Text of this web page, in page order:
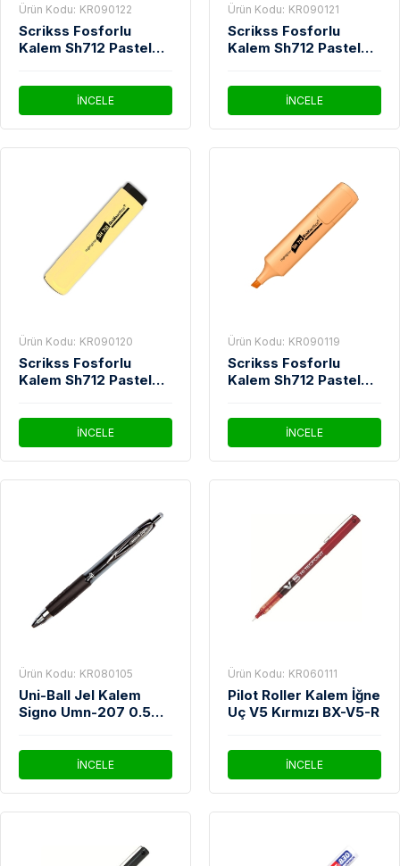
Ürün Kodu: KR090122
Scrikss Fosforlu
Kalem Sh712 Pastel
İNCELE
Ürün Kodu: KR090121
Scrikss Fosforlu
Kalem Sh712 Pastel
İNCELE
Ürün Kodu: KR090120
Scrikss Fosforlu
Kalem Sh712 Pastel
İNCELE
Ürün Kodu: KR090119
Scrikss Fosforlu
Kalem Sh712 Pastel
İNCELE
Ürün Kodu: KR080105
Uni-Ball Jel Kalem
Signo Umn-207 0.5
İNCELE
Ürün Kodu: KR060111
Pilot Roller Kalem İğne
Uç V5 Kırmızı BX-V5-R
İNCELE